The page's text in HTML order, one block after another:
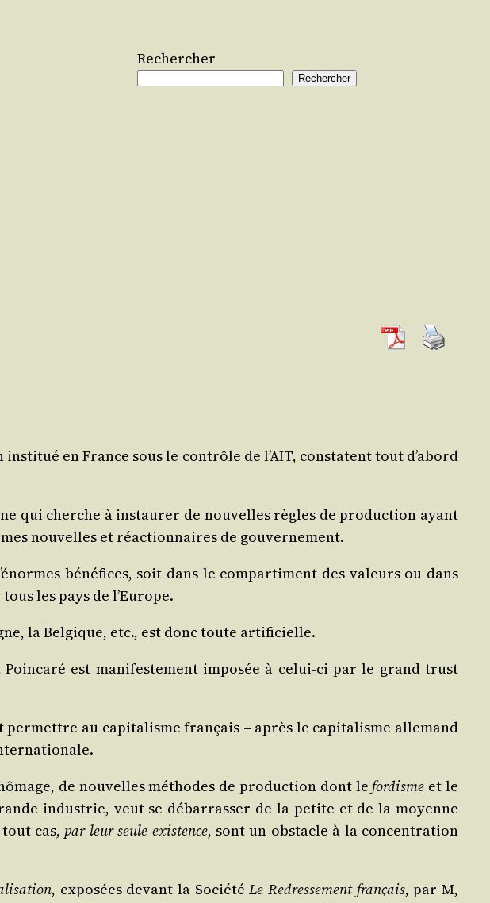
Rechercher
Rechercher
en France sous le contrôle de l’AIT, constatent tout d’abord
qui cherche à ins­tau­rer de nou­velles règles de pro­duc­tion ayant
nou­velles et réac­tion­naires de gouvernement.
béné­fices, soit dans le com­par­ti­ment des valeurs ou dans
les pays de l’Europe.
la Bel­gique, etc., est donc toute artificielle.
est mani­fes­te­ment impo­sée à celui-ci par le grand trust
au capi­ta­lisme fran­çais – après le capi­ta­lisme alle­mand
de nou­velles méthodes de pro­duc­tion dont lefor­disme et le
indus­trie, veut se débar­ras­ser de la petite et de la moyenne
cas, par leur seule exis­tence, sont un obs­tacle à la concen­tra­tion
, expo­sées devant la Socié­téLe Redres­se­ment fran­çais, par M,